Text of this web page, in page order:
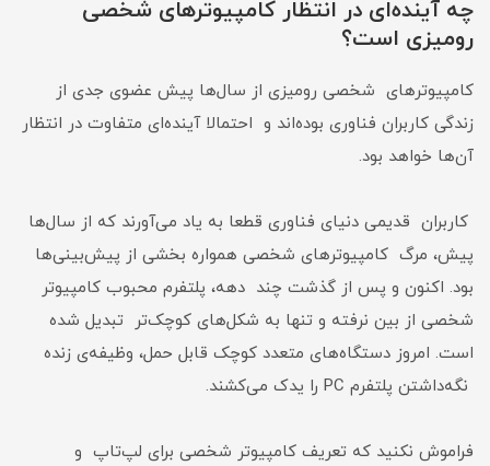
چه آینده‌ای در انتظار کامپیوترهای شخصی
رومیزی است؟
کامپیوترهای شخصی رومیزی از سال‌ها پیش عضوی جدی از
زندگی کاربران فناوری بوده‌اند و احتمالا آینده‌ای متفاوت در انتظار
آن‌ها خواهد بود.
کاربران قدیمی دنیای فناوری قطعا به یاد می‌آورند که از سال‌ها
پیش، مرگ کامپیوترهای شخصی همواره بخشی از پیش‌بینی‌ها
بود. اکنون و پس از گذشت چند دهه، پلتفرم محبوب کامپیوتر
شخصی از بین نرفته و تنها به شکل‌های کوچک‌تر تبدیل شده
است. امروز دستگاه‌های متعدد کوچک قابل حمل، وظیفه‌ی زنده
نگه‌داشتن پلتفرم PC را یدک می‌کشند.
فراموش نکنید که تعریف کامپیوتر شخصی برای لپ‌تاپ و